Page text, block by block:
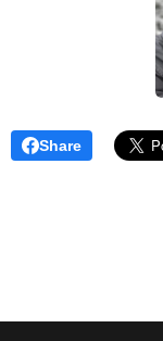
Share